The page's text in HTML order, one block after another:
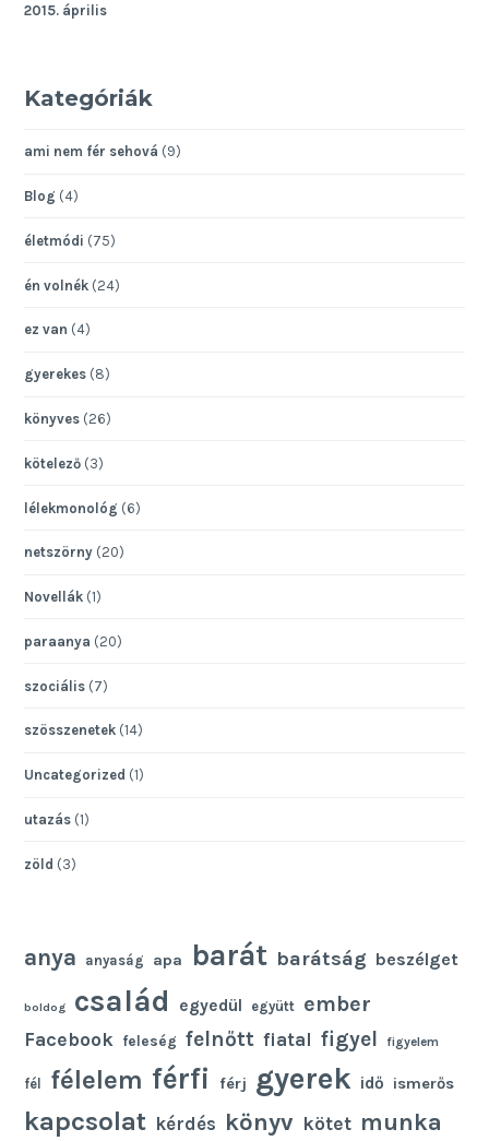
2015. április
Kategóriák
ami nem fér sehová (9)
Blog (4)
életmódi (75)
én volnék (24)
ez van (4)
gyerekes (8)
könyves (26)
kötelező (3)
lélekmonológ (6)
netszörny (20)
Novellák (1)
paraanya (20)
szociális (7)
szösszenetek (14)
Uncategorized (1)
utazás (1)
zöld (3)
anya anyaság apa barát barátság beszélget
boldog család egyedül együtt ember
Facebook feleség felnőtt fiatal figyel figyelem
fél félelem férfi férj gyerek idő ismerős
kapcsolat kérdés könyv kötet munka